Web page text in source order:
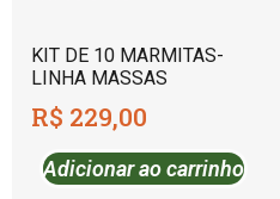
KIT DE 10 MARMITAS-
LINHA MASSAS
R$ 229,00
Adicionar ao carrinho